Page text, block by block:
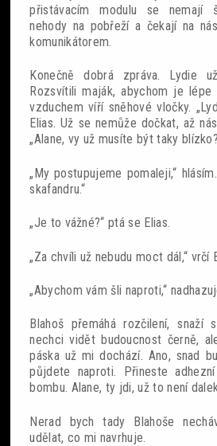
přistávacím modulu se nemají
nehody na pobřeží a čekají na
komunikátorem.
Konečně dobrá zpráva. Lydie
Rozsvítili maják, abychom je
vzduchem víří sněhové vločky.
Elias. Už se nemůže dočkat, až
„Alane, vy už musíte být taky
„My postupujeme pomaleji,“
skafandru.“
„Je to vážné?“ ptá se Elias.
„Za chvíli už nebudu moct dál,“ vrčí
„Abychom vám šli naproti,“
Blahoš přemáhá rozčilení, snaží
nechci vidět budoucnost černě,
páska už mi dochází. Ano, snad
půjdete naproti. Přineste
bombu. Alane, ty jdi, už to není
Nerad bych tady Blahoše
udělat, co mi navrhuje.